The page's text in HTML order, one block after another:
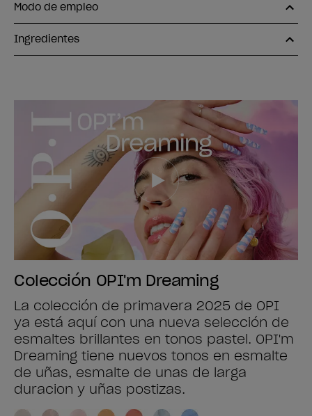
Modo de empleo
Ingredientes
Colección OPI'm Dreaming
La colección de primavera 2025 de OPI
ya está aquí con una nueva selección de
esmaltes brillantes en tonos pastel. OPI'm
Dreaming tiene nuevos tonos en esmalte
de uñas, esmalte de unas de larga
duracion y uñas postizas.